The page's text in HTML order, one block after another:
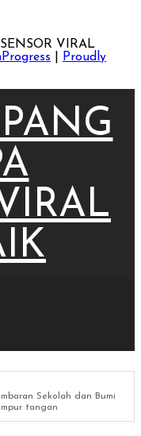
VIRAL
Proudly
Sekolah dan Bumi
tangan